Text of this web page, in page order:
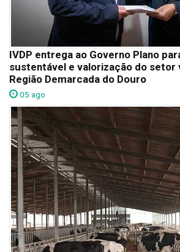
IVDP entrega ao Governo Plano
sustentável e valorização do setor
Região Demarcada do Douro
05 ago